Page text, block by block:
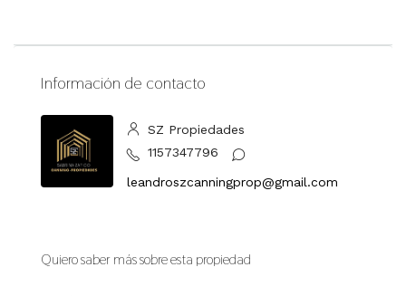
Información de contacto
SZ Propiedades
1157347796
leandroszcanningprop@gmail.com
Quiero saber más sobre esta propiedad